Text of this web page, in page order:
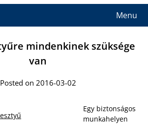
Menu
mindenkinek szüksége
van
Posted on 2016-03-02
Egy biztonságos
munkahelyen